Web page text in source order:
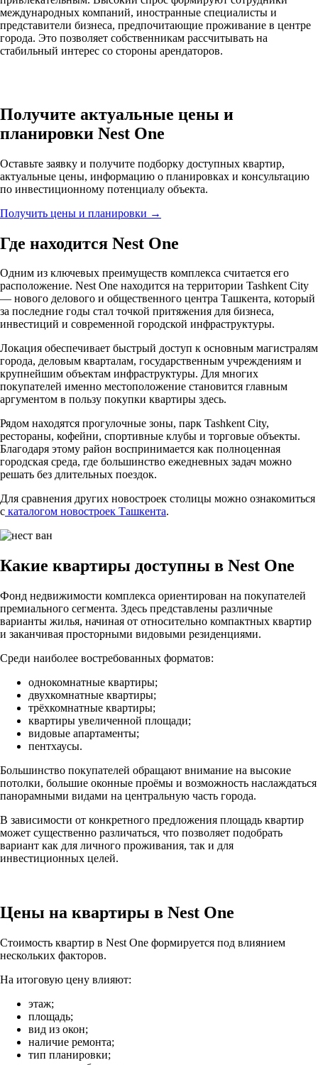
международных компаний, иностранные специалисты и
представители бизнеса, предпочитающие проживание в центре
города. Это позволяет собственникам рассчитывать на
стабильный интерес со стороны арендаторов.
Получите актуальные цены и
планировки Nest One
Оставьте заявку и получите подборку доступных квартир,
актуальные цены, информацию о планировках и консультацию
по инвестиционному потенциалу объекта.
Получить цены и планировки →
Где находится Nest One
Одним из ключевых преимуществ комплекса считается его
расположение. Nest One находится на территории Tashkent City
— нового делового и общественного центра Ташкента, который
за последние годы стал точкой притяжения для бизнеса,
инвестиций и современной городской инфраструктуры.
Локация обеспечивает быстрый доступ к основным магистралям
города, деловым кварталам, государственным учреждениям и
крупнейшим объектам инфраструктуры. Для многих
покупателей именно местоположение становится главным
аргументом в пользу покупки квартиры здесь.
Рядом находятся прогулочные зоны, парк Tashkent City,
рестораны, кофейни, спортивные клубы и торговые объекты.
Благодаря этому район воспринимается как полноценная
городская среда, где большинство ежедневных задач можно
решать без длительных поездок.
Для сравнения других новостроек столицы можно ознакомиться
с каталогом новостроек Ташкента.
Какие квартиры доступны в Nest One
Фонд недвижимости комплекса ориентирован на покупателей
премиального сегмента. Здесь представлены различные
варианты жилья, начиная от относительно компактных квартир
и заканчивая просторными видовыми резиденциями.
Среди наиболее востребованных форматов:
однокомнатные квартиры;
двухкомнатные квартиры;
трёхкомнатные квартиры;
квартиры увеличенной площади;
видовые апартаменты;
пентхаусы.
Большинство покупателей обращают внимание на высокие
потолки, большие оконные проёмы и возможность наслаждаться
панорамными видами на центральную часть города.
В зависимости от конкретного предложения площадь квартир
может существенно различаться, что позволяет подобрать
вариант как для личного проживания, так и для
инвестиционных целей.
Цены на квартиры в Nest One
Стоимость квартир в Nest One формируется под влиянием
нескольких факторов.
На итоговую цену влияют:
этаж;
площадь;
вид из окон;
наличие ремонта;
тип планировки;